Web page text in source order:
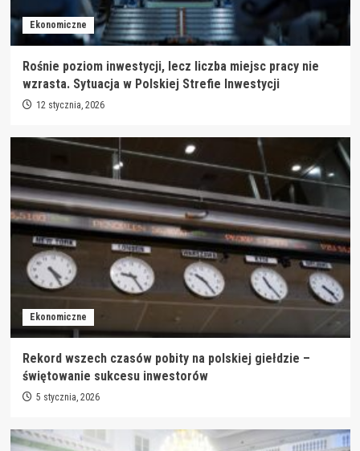
Ekonomiczne
Rośnie poziom inwestycji, lecz liczba miejsc pracy nie
wzrasta. Sytuacja w Polskiej Strefie Inwestycji
12 stycznia, 2026
Ekonomiczne
Rekord wszech czasów pobity na polskiej giełdzie –
świętowanie sukcesu inwestorów
5 stycznia, 2026